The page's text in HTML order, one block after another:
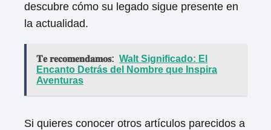
descubre cómo su legado sigue presente en
la actualidad.
𝐓𝐞 𝐫𝐞𝐜𝐨𝐦𝐞𝐧𝐝𝐚𝐦𝐨𝐬: Walt Significado: El
Encanto Detrás del Nombre que Inspira
Aventuras
Si quieres conocer otros artículos parecidos a